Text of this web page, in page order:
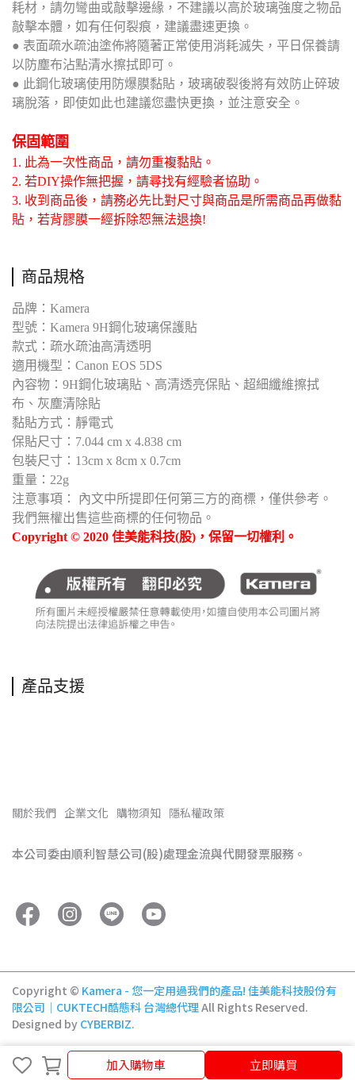
加入購物車 立即購買
耗材，請勿彎曲或敲擊邊緣，不建議以高於玻璃強度之物品
敲擊本體，如有任何裂痕，建議盡速更換。
● 表面疏水疏油塗佈將隨著正常使用消耗滅失，平日保養請
以防塵布沾點清水擦拭即可。
● 此鋼化玻璃使用防爆膜黏貼，玻璃破裂後將有效防止碎玻
璃脫落，即使如此也建議您盡快更換，並注意安全。
保固範圍
1. 此為一次性商品，請勿重複黏貼。
2. 若DIY操作無把握，請尋找有經驗者協助。
3. 收到商品後，請務必先比對尺寸與商品是所需商品再做黏
貼，若背膠膜一經拆除恕無法退換!
商品規格
品牌：Kamera
型號：Kamera 9H鋼化玻璃保護貼
款式：疏水疏油高清透明
適用機型：Canon EOS 5DS
內容物：9H鋼化玻璃貼、高清透亮保貼、超細纖維擦拭
布、灰塵清除貼
黏貼方式：靜電式
保貼尺寸：7.044 cm x 4.838 cm
包裝尺寸：13cm x 8cm x 0.7cm
重量：22g
注意事項： 內文中所提即任何第三方的商標，僅供參考。
我們無權出售這些商標的任何物品。
Copyright © 2020 佳美能科技(股)，保留一切權利。
產品支援
關於我們 企業文化 購物須知 隱私權政策
本公司委由順利智慧公司(股)處理金流與代開發票服務。
Copyright © Kamera - 您一定用過我們的產品! 佳美能科技股份有
限公司｜CUKTECH酷態科 台灣總代理All Rights Reserved.
Designed by CYBERBIZ.